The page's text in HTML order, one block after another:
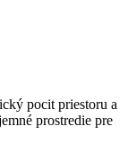
pocit priestoru a
prostredie pre